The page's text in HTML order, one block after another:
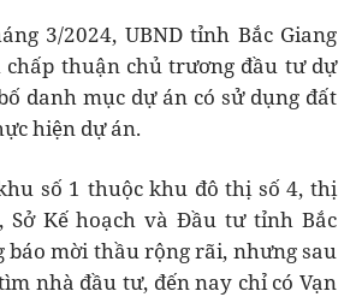
3/2024, UBND tỉnh Bắc Giang
chấp thuận chủ trương đầu tư dự
danh mục dự án có sử dụng đất
hiện dự án.
số 1 thuộc khu đô thị số 4, thị
Sở Kế hoạch và Đầu tư tỉnh Bắc
báo mời thầu rộng rãi, nhưng sau
nhà đầu tư, đến nay chỉ có Vạn